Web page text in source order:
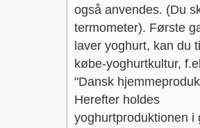
også anvendes. (Du
termometer). Første
laver yoghurt, kan du
købe-yoghurtkultur,
"Dansk
Herefter holdes
yoghurtproduktionen i